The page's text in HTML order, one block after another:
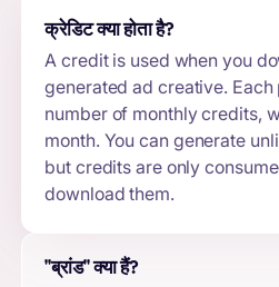
क्रेडिटक्या होता है?
A credit is used when you
generated ad creative.
number of monthly credits,
month. You can generate
but credits are only
download them.
"ब्रांड" क्या हैं?